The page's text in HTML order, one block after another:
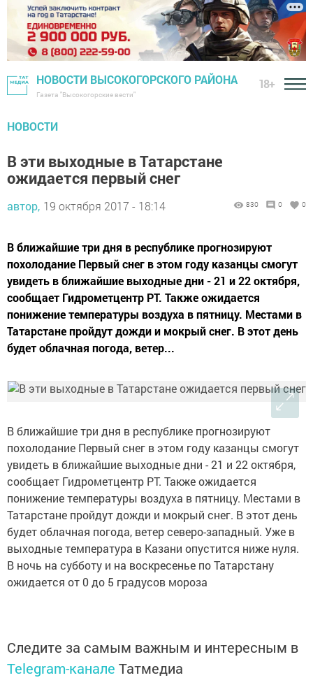
НОВОСТИ ВЫСОКОГОРСКОГО РАЙОНА
Газета "Высокогорские вести"
18+
НОВОСТИ
В эти выходные в Татарстане
ожидается первый снег
автор, 19 октября 2017 - 18:14 830 0 0
В ближайшие три дня в республике прогнозируют
похолодание Первый снег в этом году казанцы смогут
увидеть в ближайшие выходные дни - 21 и 22 октября,
сообщает Гидрометцентр РТ. Также ожидается
понижение температуры воздуха в пятницу. Местами в
Татарстане пройдут дожди и мокрый снег. В этот день
будет облачная погода, ветер...
В ближайшие три дня в республике прогнозируют
похолодание Первый снег в этом году казанцы смогут
увидеть в ближайшие выходные дни - 21 и 22 октября,
сообщает Гидрометцентр РТ. Также ожидается
понижение температуры воздуха в пятницу. Местами в
Татарстане пройдут дожди и мокрый снег. В этот день
будет облачная погода, ветер северо-западный. Уже в
выходные температура в Казани опустится ниже нуля.
В ночь на субботу и на воскресенье по Татарстану
ожидается от 0 до 5 градусов мороза
Следите за самым важным и интересным в
Telegram-канале Татмедиа